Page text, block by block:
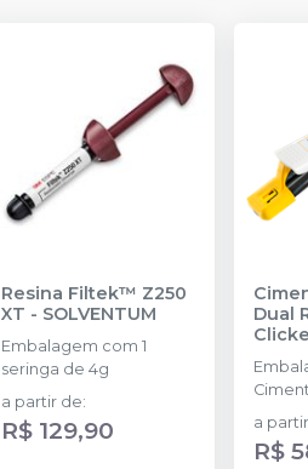
Resina Filtek™ Z250
XT - SOLVENTUM
Embalagem com 1
seringa de 4g
a partir de:
R$ 129,90
Dual
Clicker
a
R$